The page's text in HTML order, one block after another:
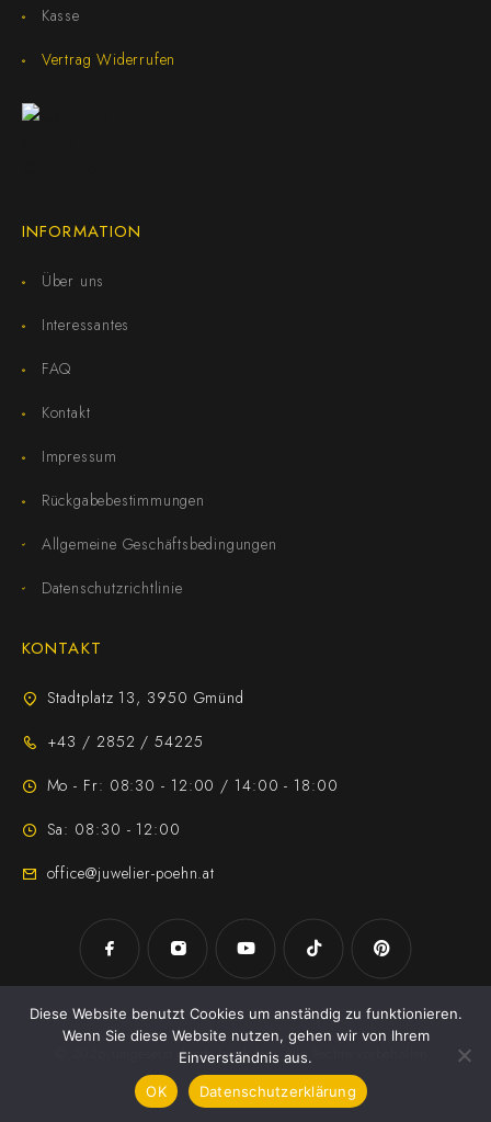
Kasse
Vertrag Widerrufen
INFORMATION
Über uns
Interessantes
FAQ
Kontakt
Impressum
Rückgabebestimmungen
Allgemeine Geschäftsbedingungen
Datenschutzrichtlinie
KONTAKT
Stadtplatz 13, 3950 Gmünd
+43 / 2852 / 54225
Mo - Fr: 08:30 - 12:00 / 14:00 - 18:00
Sa: 08:30 - 12:00
office@juwelier-poehn.at
© 2026 umgesetzt durchJezek Jan. Alle Rechte vorbehalten
Diese Website benutzt Cookies um anständig zu funktionieren.
Wenn Sie diese Website nutzen, gehen wir von Ihrem
Einverständnis aus.
OK
Datenschutzerklärung